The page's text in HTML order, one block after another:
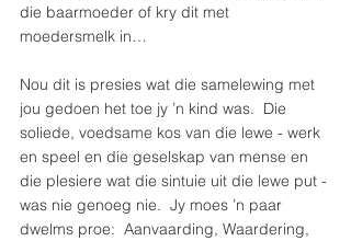
die baarmoeder of kry dit met
moedersmelk in…
Nou dit is presies wat die samelewing met
jou gedoen het toe jy ’n kind was.  Die
soliede, voedsame kos van die lewe - werk
en speel en die geselskap van mense en
die plesiere wat die sintuie uit die lewe put -
was nie genoeg nie.  Jy moes ’n paar
dwelms proe:  Aanvaarding, Waardering,